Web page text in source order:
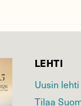
LEHTI
Uusin lehti
Tilaa